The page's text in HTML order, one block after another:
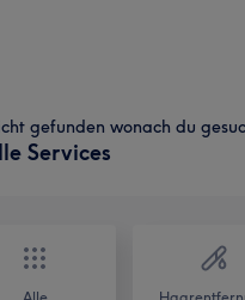
gefunden wonach du
Services